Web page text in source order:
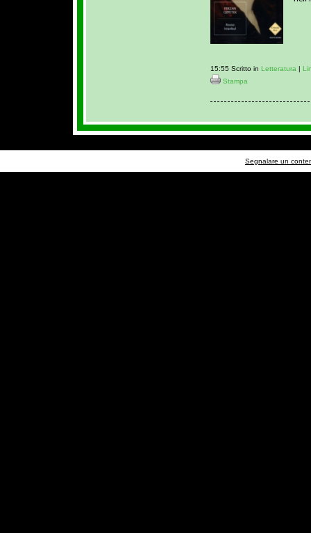
15:55 Scritto in Letteratura |
Stampa
Segnalare un